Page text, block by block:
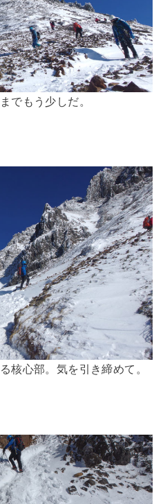
でもう少しだ。
核心部。気を引き締めて。